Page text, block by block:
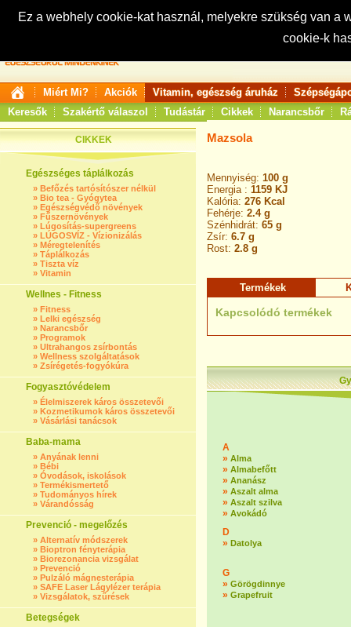
Ez a webhely cookie-kat használ, melyekre szükség van
cookie-k
Keresés:
Miért Mi? Akciók Vitamin, egészség áruház
Keresők
Szakértő válaszol Tudástár Cikkek Narancsbőr
CIKKEK
Egészséges táplálkozás
» Befőzés tartósítószer nélkül
» Bio tea - Gyógytea
» Egészségvédő növények
» Fűszernövények
» Lúgosítás-supergreens
» LÚGOSVÍZ - Vízionizálás
» Méregtelenítés
» Táplálkozás
» Tiszta víz
» Vitamin
Wellnes - Fitness
» Fitness
» Lelki egészség
» Narancsbőr
» Programok
» Ultrahangos zsírbontás
» Wellness szolgáltatások
» Zsírégetés-fogyókúra
Fogyasztóvédelem
» Élelmiszerek káros összetevői
» Kozmetikumok káros összetevői
» Vásárlási tanácsok
Baba-mama
» Anyának lenni
» Bébi
» Óvodások, iskolások
» Termékismertető
» Tudományos hírek
» Várandósság
Prevenció - megelőzés
» Alternatív módszerek
» Bioptron fényterápia
» Biorezonancia vizsgálat
» Prevenció
» Pulzáló mágnesterápia
» SAFE Laser Lágylézer terápia
» Vizsgálatok, szűrések
Betegségek
Mazsola
Mennyiség: 100 g
Energia : 1159 KJ
Kalória: 276 Kcal
Fehérje: 2.4 g
Szénhidrát: 65 g
Zsír: 6.7 g
Rost: 2.8 g
Termékek
Kapcsolódó termékek
A
» Alma
» Almabefőtt
» Ananász
» Aszalt alma
» Aszalt szilva
» Avokádó
D
» Datolya
G
» Görögdinnye
» Grapefruit